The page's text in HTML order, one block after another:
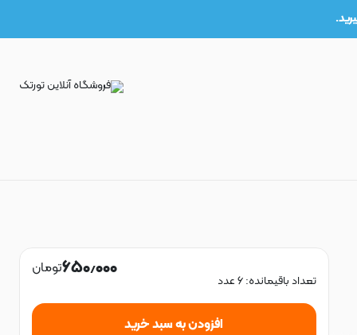
۶۵۰٫۰۰۰تومان
تعداد باقیمانده: ۶عدد
افزودن به سبد خرید